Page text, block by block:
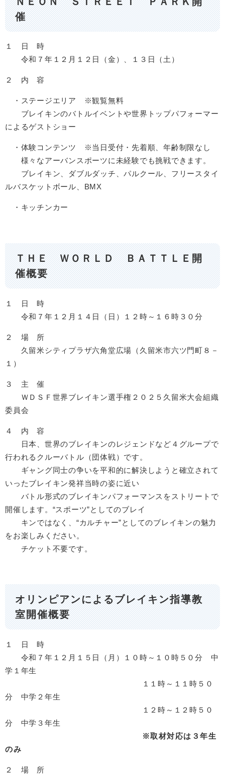
催
１ 日 時
令和７年１２月１２日（金）、１３日（土）
２ 内 容
・ステージエリア ※観覧無料
ブレイキンのバトルイベントや世界トップパフォーマー
によるゲストショー
・体験コンテンツ ※当日受付・先着順、年齢制限なし
様々なアーバンスポーツに未経験でも挑戦できます。
ブレイキン、ダブルダッチ、パルクール、フリースタイ
ルバスケットボール、BMX
・キッチンカー
ＴＨＥ ＷＯＲＬＤ ＢＡＴＴＬＥ開
催概要
１ 日 時
令和７年１２月１４日（日）１２時～１６時３０分
２ 場 所
久留米シティプラザ六角堂広場（久留米市六ツ門町８－
１）
３ 主 催
ＷＤＳＦ世界ブレイキン選手権２０２５久留米大会組織
委員会
４ 内 容
日本、世界のブレイキンのレジェンドなど４グループで
行われるクルーバトル（団体戦）です。
ギャング同士の争いを平和的に解決しようと確立されて
いったブレイキン発祥当時の姿に近い
バトル形式のブレイキンパフォーマンスをストリートで
開催します。“スポーツ”としてのブレイ
キンではなく、“カルチャー”としてのブレイキンの魅力
をお楽しみください。
チケット不要です。
オリンピアンによるブレイキン指導教
室開催概要
１ 日 時
令和７年１２月１５日（月）１０時～１０時５０分 中
学１年生
１１時～１１時５０
分 中学２年生
１２時～１２時５０
分 中学３年生
※取材対応は３年生
のみ
２ 場 所